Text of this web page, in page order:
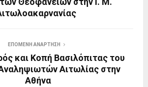
ΕΠΌΜΕΝΗ ΑΝΆΡΤΗΣΗ
και Κοπή Βασιλόπιτας του
Αιτωλίας στην
Αθήνα